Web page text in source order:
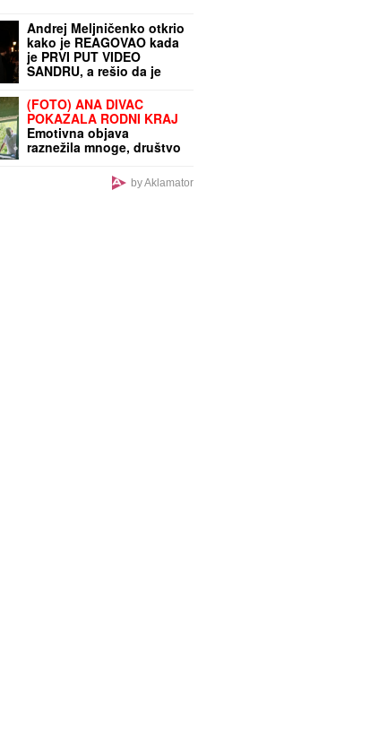
Andrej Meljničenko otkrio
kako je REAGOVAO kada
je PRVI PUT VIDEO
SANDRU, a rešio da je
oženi i pre nego što su
sreli: Nakon 21 godine
braka ovako priča o
supruzi, jedan greh iz
mladosti sebi ne može da
oprosti
(FOTO) ANA DIVAC
POKAZALA RODNI KRAJ
Emotivna objava
raznežila mnoge, društvo
joj pravi Vlade - Nestvarni
prizori ostavljaju bez
daha: "Povratak by Aklamator